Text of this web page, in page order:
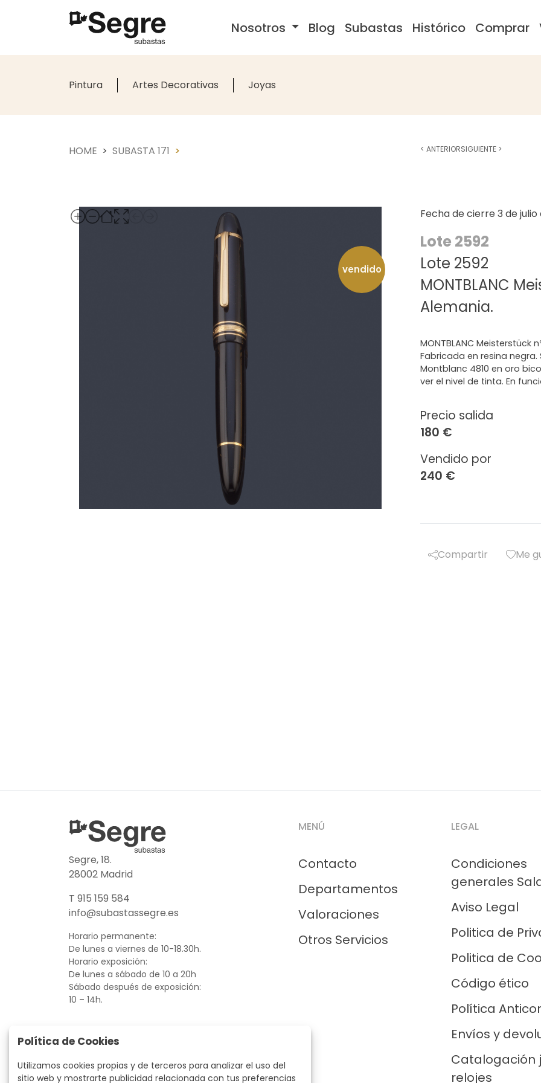
Nosotros Blog Subastas Histórico Comprar
Pintura Artes Decorativas Joyas
HOME SUBASTA 171
Fecha de cierre 3 de
Lote 2592
Lote 2592
MONTBLANC
Alemania.
vendido
Precio salida
180 €
Vendido por
240 €
MONTBLANC Meisterstück
Fabricada en resina
Montblanc 4810 en oro
ver el nivel de tinta. En
Compartir Me
< ANTERIORSIGUIENTE >
Segre, 18.
28002 Madrid
T 915 159 584
info@subastassegre.es
Horario permanente:
De lunes a viernes de 10-18.30h.
Horario exposición:
De lunes a sábado de 10 a 20h
Sábado después de exposición:
10 – 14h.
MENÚ
Contacto
Departamentos
Valoraciones
Otros Servicios
LEGAL
Condiciones
generales
Aviso Legal
Politica de
Politica de
Código ético
Política
Envíos y
Catalogación
relojes
Política de Cookies
Utilizamos cookies propias y de terceros para analizar el uso del
sitio web y mostrarte publicidad relacionada con tus preferencias